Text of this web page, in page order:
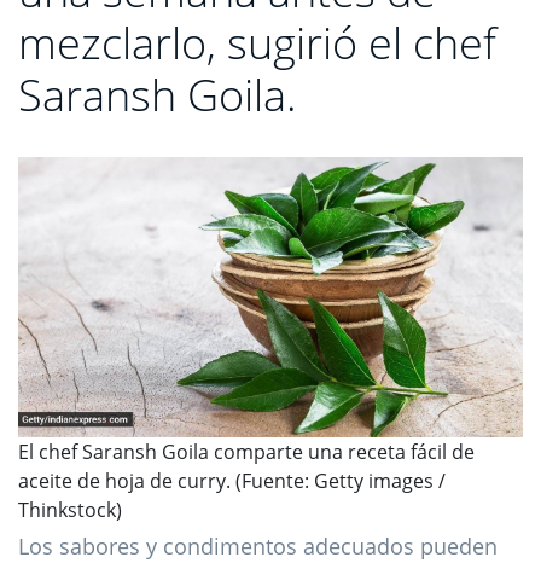
mezclarlo, sugirió el chef
Saransh Goila.
El chef Saransh Goila comparte una receta fácil de
aceite de hoja de curry. (Fuente: Getty images /
Thinkstock)
Los sabores y condimentos adecuados pueden